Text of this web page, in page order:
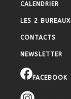
CALENDRIER
LES 2 BUREAUX
CONTACTS
NEWSLETTER
FACEBOOK